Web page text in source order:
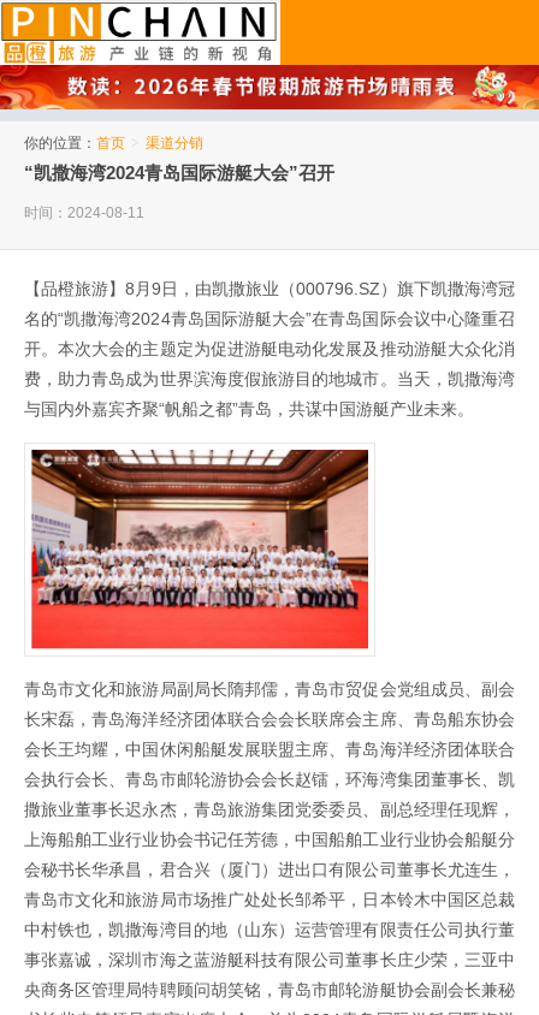
你的位置： 首页 > 渠道分销
“凯撒海湾2024青岛国际游艇大会”召开
时间：2024-08-11
【品橙旅游】8月9日，由凯撒旅业（000796.SZ）旗下凯撒海湾冠
名的“凯撒海湾2024青岛国际游艇大会”在青岛国际会议中心隆重召
开。本次大会的主题定为促进游艇电动化发展及推动游艇大众化消
费，助力青岛成为世界滨海度假旅游目的地城市。当天，凯撒海湾
与国内外嘉宾齐聚“帆船之都”青岛，共谋中国游艇产业未来。
青岛市文化和旅游局副局长隋邦儒，青岛市贸促会党组成员、副会
长宋磊，青岛海洋经济团体联合会会长联席会主席、青岛船东协会
会长王均耀，中国休闲船艇发展联盟主席、青岛海洋经济团体联合
会执行会长、青岛市邮轮游协会会长赵镭，环海湾集团董事长、凯
撒旅业董事长迟永杰，青岛旅游集团党委委员、副总经理任现辉，
上海船舶工业行业协会书记任芳德，中国船舶工业行业协会船艇分
会秘书长华承昌，君合兴（厦门）进出口有限公司董事长尤连生，
青岛市文化和旅游局市场推广处处长邹希平，日本铃木中国区总裁
中村铁也，凯撒海湾目的地（山东）运营管理有限责任公司执行董
事张嘉诚，深圳市海之蓝游艇科技有限公司董事长庄少荣，三亚中
央商务区管理局特聘顾问胡笑铭，青岛市邮轮游艇协会副会长兼秘